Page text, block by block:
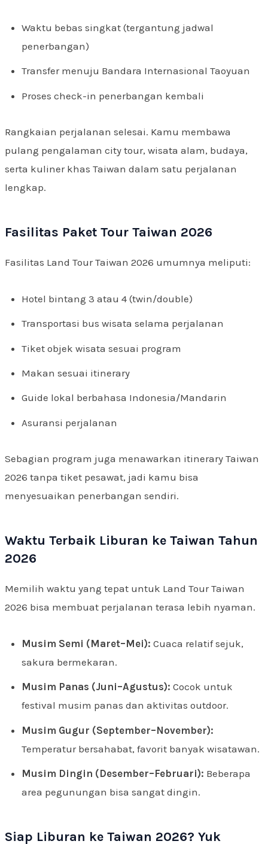
Waktu bebas singkat (tergantung jadwal
penerbangan)
Transfer menuju Bandara Internasional Taoyuan
Proses check-in penerbangan kembali
Rangkaian perjalanan selesai. Kamu membawa
pulang pengalaman city tour, wisata alam, budaya,
serta kuliner khas Taiwan dalam satu perjalanan
lengkap.
Fasilitas Paket Tour Taiwan 2026
Fasilitas Land Tour Taiwan 2026 umumnya meliputi:
Hotel bintang 3 atau 4 (twin/double)
Transportasi bus wisata selama perjalanan
Tiket objek wisata sesuai program
Makan sesuai itinerary
Guide lokal berbahasa Indonesia/Mandarin
Asuransi perjalanan
Sebagian program juga menawarkan itinerary Taiwan
2026 tanpa tiket pesawat, jadi kamu bisa
menyesuaikan penerbangan sendiri.
Waktu Terbaik Liburan ke Taiwan Tahun
2026
Memilih waktu yang tepat untuk Land Tour Taiwan
2026 bisa membuat perjalanan terasa lebih nyaman.
Musim Semi (Maret–Mei): Cuaca relatif sejuk,
sakura bermekaran.
Musim Panas (Juni–Agustus): Cocok untuk
festival musim panas dan aktivitas outdoor.
Musim Gugur (September–November):
Temperatur bersahabat, favorit banyak wisatawan.
Musim Dingin (Desember–Februari): Beberapa
area pegunungan bisa sangat dingin.
Siap Liburan ke Taiwan 2026? Yuk